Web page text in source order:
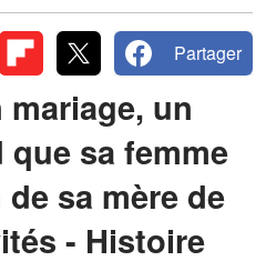
Partager
un
sa femme
sa mère de
- Histoire